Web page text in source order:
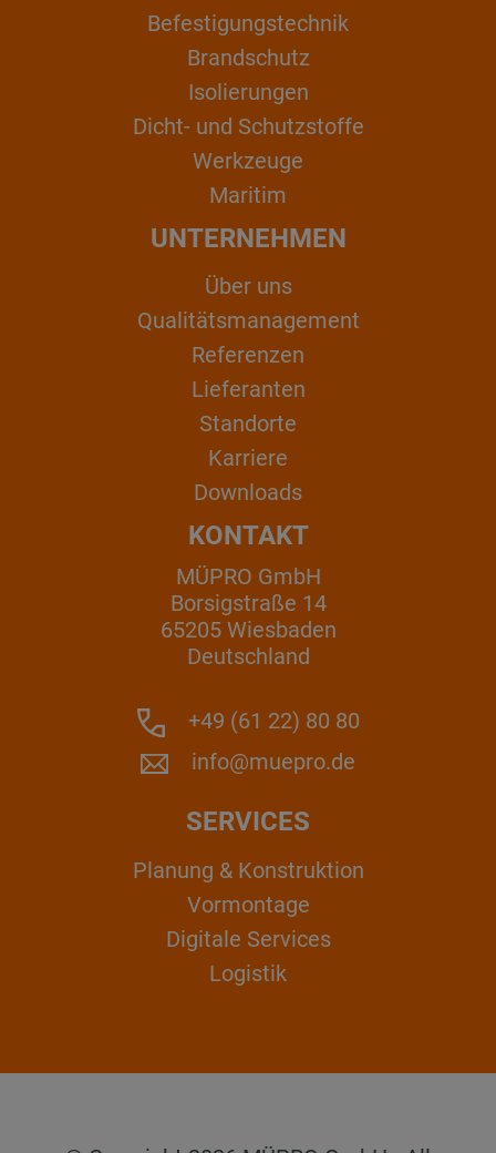
Befestigungstechnik
Brandschutz
Isolierungen
Dicht- und Schutzstoffe
Werkzeuge
Maritim
UNTERNEHMEN
Über uns
Qualitätsmanagement
Referenzen
Lieferanten
Standorte
Karriere
Downloads
KONTAKT
MÜPRO GmbH
Borsigstraße 14
65205 Wiesbaden
Deutschland
+49 (61 22) 80 80
info@muepro.de
SERVICES
Planung & Konstruktion
Vormontage
Digitale Services
Logistik